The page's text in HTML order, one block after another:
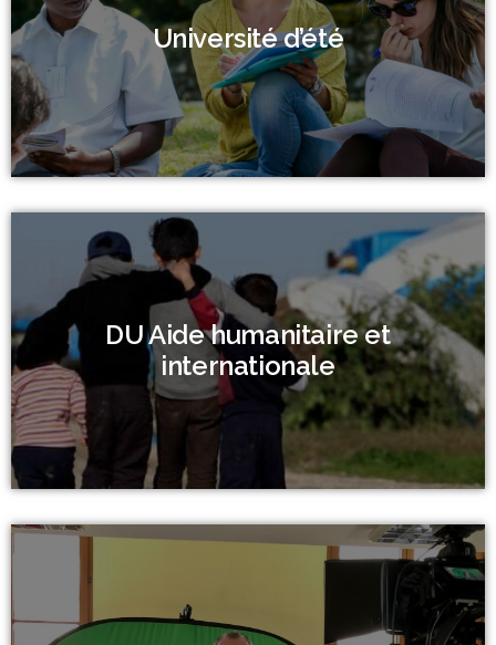
Université d’été
DU Aide humanitaire et
internationale